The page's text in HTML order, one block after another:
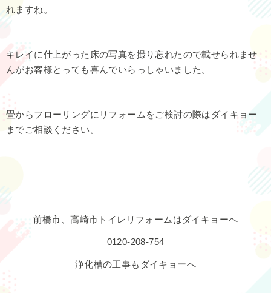
れますね。
キレイに仕上がった床の写真を撮り忘れたので載せられませ
んがお客様とっても喜んでいらっしゃいました。
畳からフローリングにリフォームをご検討の際はダイキョー
までご相談ください。
前橋市、高崎市トイレリフォームはダイキョーへ
0120-208-754
浄化槽の工事もダイキョーへ